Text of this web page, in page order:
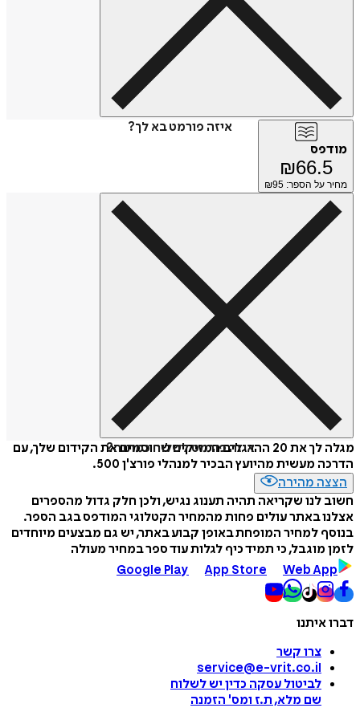
איזה פורמט בא לך?
מודפס
₪66.5
מחיר על הספר: ₪ 95
איזה פורמט לשלוח כמתנה?
מגלה לך את 20 ההרגלים המזיקים שחוסמים את הקידום שלך, עם
הדרכה מעשית מהיועץ הבכיר למנהלי פורצ'ן 500.
הצצה מהירה
חשוב לנו שקריאה תהיה תענוג נגיש, ולכן חלק גדול מהספרים
אצלנו באתר עולים פחות מהמחיר הקטלוגי המודפס בגב הספר.
בנוסף למחיר המופחת באופן קבוע באתר, יש גם מבצעים מיוחדים
לזמן מוגבל, כי תמיד כיף לגלות עוד ספר במחיר מעולה
Google Play
App Store Web App
דברו איתנו
צרו קשר
service@e-vrit.co.il
לביטול עסקה כדין יש לשלוח
שם מלא, ת.ז ומס' הזמנה